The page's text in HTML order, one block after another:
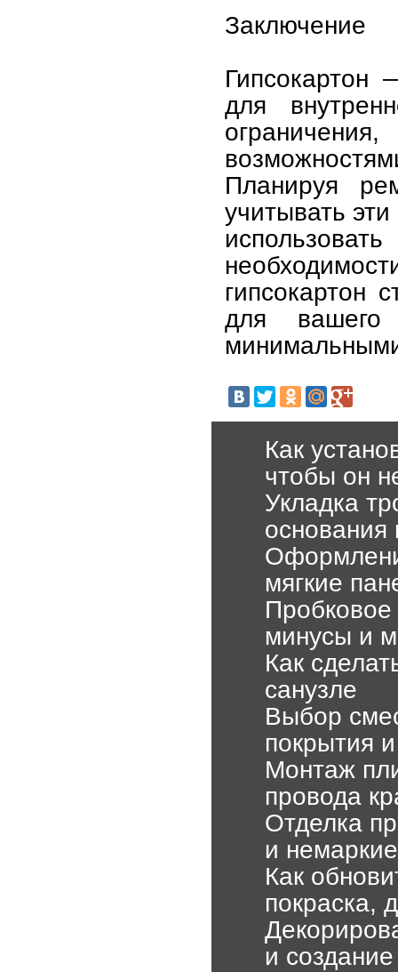
Заключение
для
Планируя
учитывать
гипсокартон
для
Как
чтобы он
Укладка
мягкие
минусы и
Как
санузле
Выбор
покрытия
Монтаж
провода
Отделка
и
Как
покраска,
и